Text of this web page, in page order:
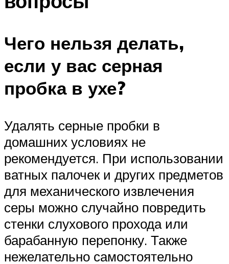
Чего нельзя делать,
если у вас серная
пробка в ухе?
Удалять серные пробки в
домашних условиях не
рекомендуется. При использовании
ватных палочек и других предметов
для механического извлечения
серы можно случайно повредить
стенки слухового прохода или
барабанную перепонку. Также
нежелательно самостоятельно